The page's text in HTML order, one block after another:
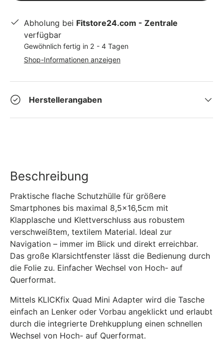
Abholung bei Fitstore24.com - Zentrale
verfügbar
Gewöhnlich fertig in 2 - 4 Tagen
Shop-Informationen anzeigen
Herstellerangaben
Beschreibung
Praktische flache Schutzhülle für größere
Smartphones bis maximal 8,5x16,5cm mit
Klapplasche und Klettverschluss aus robustem
verschweißtem, textilem Material. Ideal zur
Navigation – immer im Blick und direkt erreichbar.
Das große Klarsichtfenster lässt die Bedienung durch
die Folie zu. Einfacher Wechsel von Hoch- auf
Querformat.
Mittels KLICKfix Quad Mini Adapter wird die Tasche
einfach an Lenker oder Vorbau angeklickt und erlaubt
durch die integrierte Drehkupplung einen schnellen
Wechsel von Hoch- auf Querformat.